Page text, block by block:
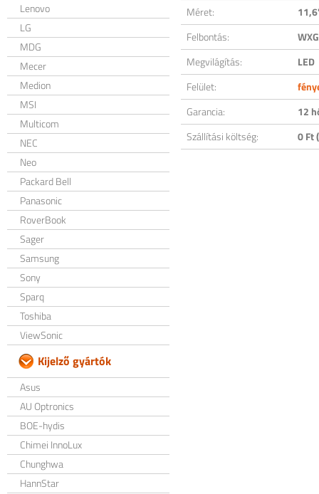
Lenovo
LG
MDG
Mecer
Medion
MSI
Multicom
NEC
Neo
Packard Bell
Panasonic
RoverBook
Sager
Samsung
Sony
Sparq
Toshiba
ViewSonic
Kijelző gyártók
Asus
AU Optronics
BOE-hydis
Chimei InnoLux
Chunghwa
HannStar
Méret:
Felbontás:
Megvilágítás:
LED
Felület:
Garancia:
12
Szállítási költség:
0 Ft